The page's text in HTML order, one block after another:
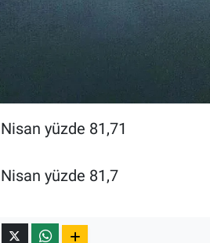
yüzde 81,71
yüzde 81,7